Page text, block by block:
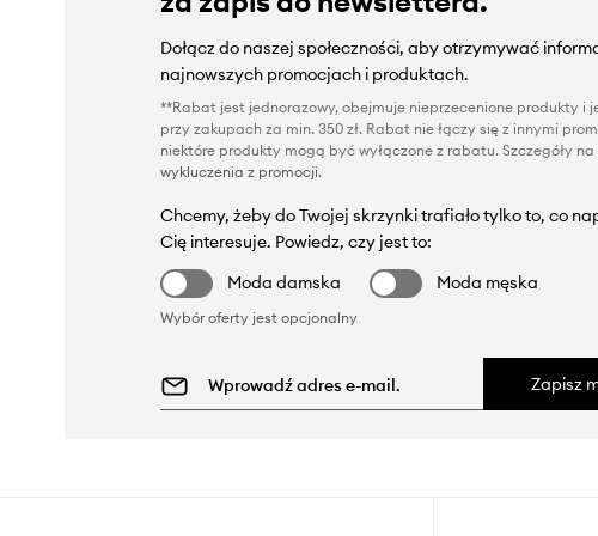
Dołącz do naszej społeczności, aby otrzymywać
najnowszych promocjach i produktach.
**Rabat jest jednorazowy, obejmuje nieprzecenione produkty i
przy zakupach za min. 350 zł. Rabat nie łączy się z innymi
niektóre produkty mogą być wyłączone z rabatu. Szczegóły na
wykluczenia z promocji.
Chcemy, żeby do Twojej skrzynki trafiało tylko to, co
Cię interesuje. Powiedz, czy jest to:
Moda damska
Moda męska
Wybór oferty jest opcjonalny
Zapisz